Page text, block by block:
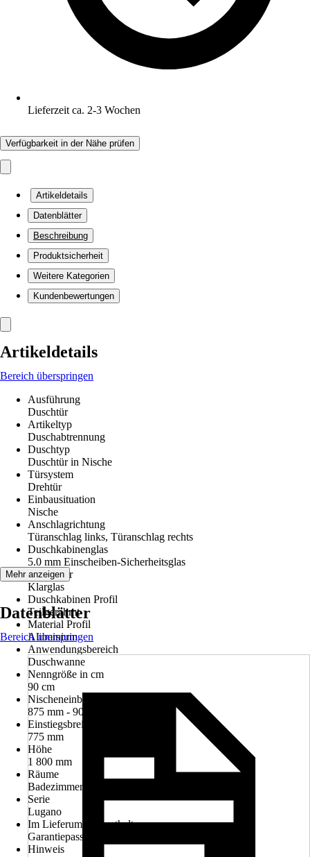
Lieferzeit ca. 2-3 Wochen
Verfügbarkeit in der Nähe prüfen
Artikeldetails
Datenblätter
Beschreibung
Produktsicherheit
Weitere Kategorien
Kundenbewertungen
Artikeldetails
Bereich überspringen
Ausführung
Duschtür
Artikeltyp
Duschabtrennung
Duschtyp
Duschtür in Nische
Türsystem
Drehtür
Einbausituation
Nische
Anschlagrichtung
Türanschlag links, Türanschlag rechts
Duschkabinenglas
5.0 mm Einscheiben-Sicherheitsglas
Glasdekor
Klarglas
Duschkabinen Profil
Teilgerahmt
Material Profil
Aluminium
Anwendungsbereich
Duschwanne
Nenngröße in cm
90 cm
Nischeneinbaumaß
875 mm - 905 mm
Einstiegsbreite
775 mm
Höhe
1 800 mm
Räume
Badezimmer, Barrierefreies Bad
Serie
Lugano
Im Lieferumfang enthalten
Garantiepass, Montagematerial
Hinweis
Mehr anzeigen
Datenblätter
Bereich überspringen